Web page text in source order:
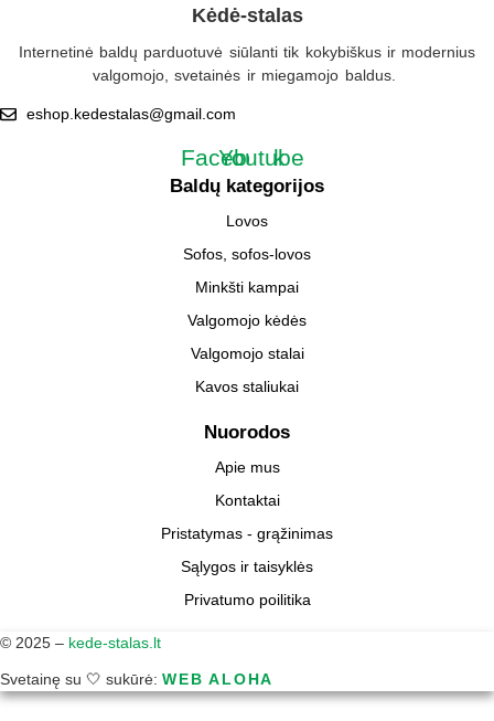
Kėdė-stalas
Internetinė baldų parduotuvė siūlanti tik kokybiškus ir modernius
valgomojo, svetainės ir miegamojo baldus.
eshop.kedestalas@gmail.com
Facebook
Youtube
Baldų kategorijos
Lovos
Sofos, sofos-lovos
Minkšti kampai
Valgomojo kėdės
Valgomojo stalai
Kavos staliukai
Nuorodos
Apie mus
Kontaktai
Pristatymas - grąžinimas
Sąlygos ir taisyklės
Privatumo poilitika
© 2025 – kede-stalas.lt
Svetainę su 🤍 sukūrė: WEB ALOHA